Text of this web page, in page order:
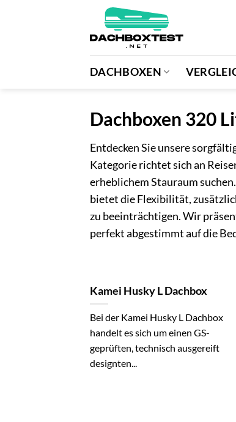
DACHBOXEN
Dachboxen 320
Entdecken Sie unsere
Kategorie richtet sich an
erheblichem Stauraum
bietet die Flexibilität,
zu beeinträchtigen. Wir
perfekt abgestimmt auf die
Kamei Husky L Dachbox
Bei der Kamei Husky L Dachbox
handelt es sich um einen GS-
geprüften, technisch ausgereift
designten...